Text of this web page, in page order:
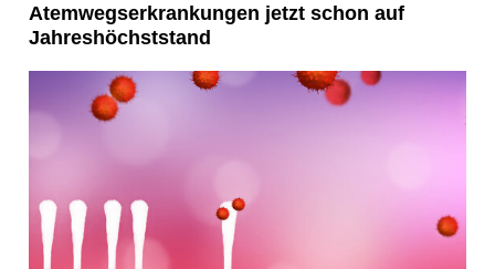
Atemwegserkrankungen jetzt schon auf
Jahreshöchststand